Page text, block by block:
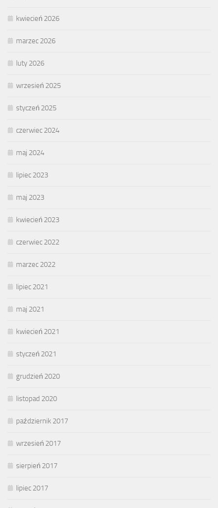
kwiecień 2026
marzec 2026
luty 2026
wrzesień 2025
styczeń 2025
czerwiec 2024
maj 2024
lipiec 2023
maj 2023
kwiecień 2023
czerwiec 2022
marzec 2022
lipiec 2021
maj 2021
kwiecień 2021
styczeń 2021
grudzień 2020
listopad 2020
październik 2017
wrzesień 2017
sierpień 2017
lipiec 2017